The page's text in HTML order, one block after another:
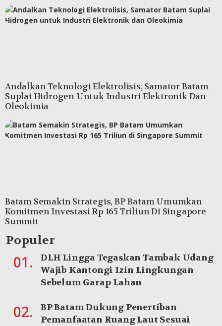
Andalkan Teknologi Elektrolisis, Samator Batam
Suplai Hidrogen Untuk Industri Elektronik Dan
Oleokimia
Batam Semakin Strategis, BP Batam Umumkan
Komitmen Investasi Rp 165 Triliun Di Singapore
Summit
Populer
01.
DLH Lingga Tegaskan Tambak Udang
Wajib Kantongi Izin Lingkungan
Sebelum Garap Lahan
02.
BP Batam Dukung Penertiban
Pemanfaatan Ruang Laut Sesuai